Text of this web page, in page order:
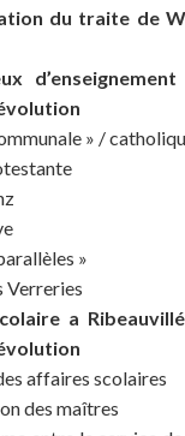
du traite de
» /
»
Verreries
a
affaires scolaires
des maîtres